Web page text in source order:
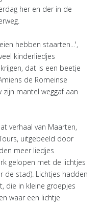
her en der in de
hebben staarten...',
kinderliedjes
dat is een beetje
de Romeinse
mantel weggaf aan
verhaal van Maarten,
uitgebeeld door
meer liedjes
gelopen met de lichtjes
de stad). Lichtjes hadden
die in kleine groepjes
waar een lichtje